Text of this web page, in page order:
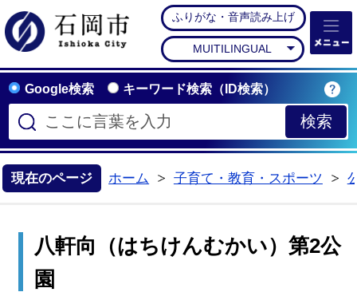
石岡市公式ホームペー
ふりがな・音声読み上げ
MUITILINGUAL
Google検索 キーワード検索（ID検索）
現在のページ ホーム
子育て・教育・スポーツ
八軒向（はちけんむかい）第2公
園